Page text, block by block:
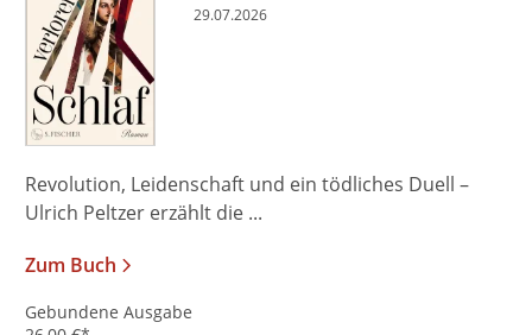
29.07.2026
Revolution, Leidenschaft und ein tödliches Duell –
Ulrich Peltzer erzählt die ...
Zum Buch
Gebundene Ausgabe